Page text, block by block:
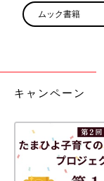
ムック書籍
キャンペーン